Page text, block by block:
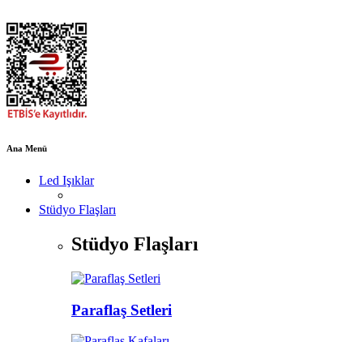
Ana Menü
Led Işıklar
Stüdyo Flaşları
Stüdyo Flaşları
Paraflaş Setleri